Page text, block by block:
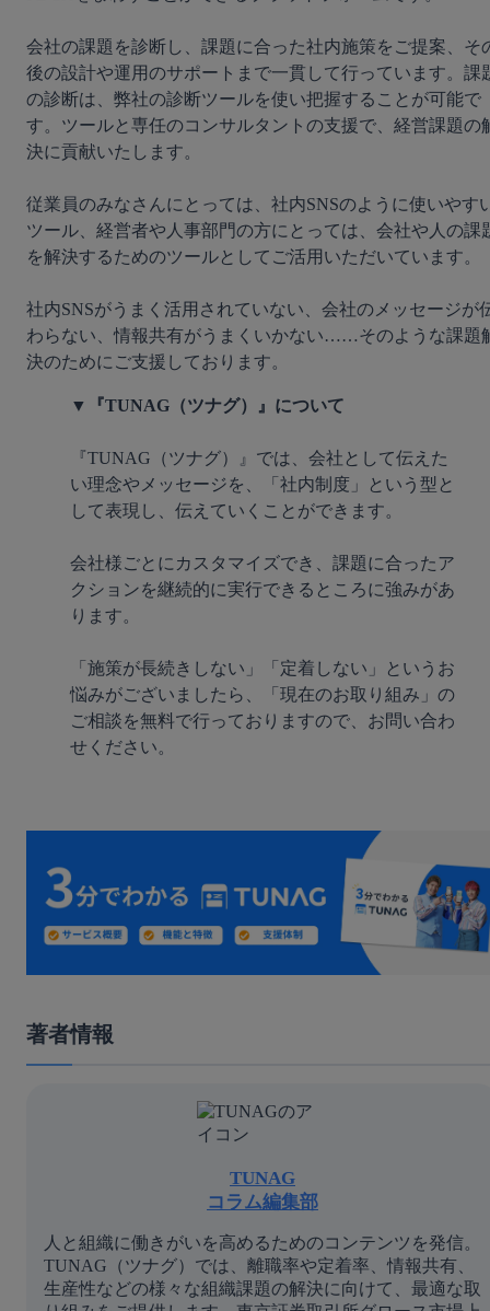
会社の課題を診断し、課題に合った社内施策をご提案、そ
後の設計や運用のサポートまで一貫して行っています。課
の診断は、弊社の診断ツールを使い把握することが可能で
す。ツールと専任のコンサルタントの支援で、経営課題の
決に貢献いたします。
従業員のみなさんにとっては、社内SNSのように使いやす
ツール、経営者や人事部門の方にとっては、会社や人の課
を解決するためのツールとしてご活用いただいています。
社内SNSがうまく活用されていない、会社のメッセージが
わらない、情報共有がうまくいかない……そのような課題
▼『TUNAG（ツナグ）』について
『TUNAG（ツナグ）』では、会社として伝えた
い理念やメッセージを、「社内制度」という型と
して表現し、伝えていくことができます。
会社様ごとにカスタマイズでき、課題に合ったア
クションを継続的に実行できるところに強みがあ
ります。
「施策が長続きしない」「定着しない」というお
悩みがございましたら、「現在のお取り組み」の
ご相談を無料で行っておりますので、お問い合わ
せください。
著者情報
TUNAG
コラム編集部
人と組織に働きがいを高めるためのコンテンツを発信。
TUNAG（ツナグ）では、離職率や定着率、情報共有、
生産性などの様々な組織課題の解決に向けて、最適な取